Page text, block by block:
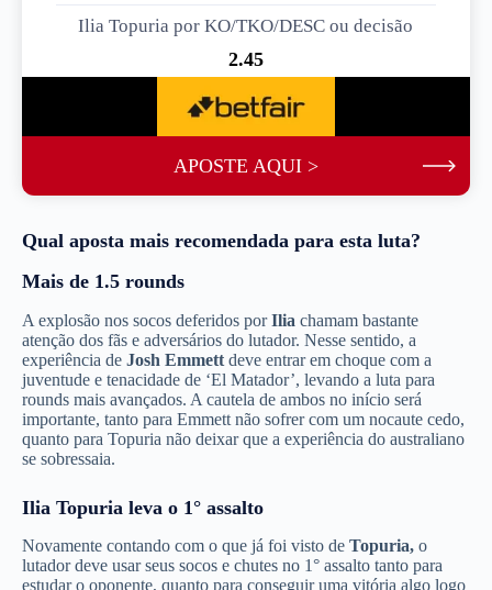
Ilia Topuria por KO/TKO/DESC ou decisão
2.45
APOSTE AQUI >
Qual aposta mais recomendada para esta luta?
Mais de 1.5 rounds
A explosão nos socos deferidos porIlia chamam bastante
atenção dos fãs e adversários do lutador. Nesse sentido, a
experiência de Josh Emmett deve entrar em choque com a
juventude e tenacidade de ‘El Matador’, levando a luta para
rounds mais avançados. A cautela de ambos no início será
importante, tanto para Emmett não sofrer com um nocaute cedo,
quanto para Topuria não deixar que a experiência do australiano
se sobressaia.
Ilia Topuria leva o 1° assalto
Novamente contando com o que já foi visto de Topuria, o
lutador deve usar seus socos e chutes no 1° assalto tanto para
estudar o oponente, quanto para conseguir uma vitória algo logo